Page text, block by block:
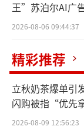
人”式的人
其中包括当
就在不
更新了“世
不接的处境
义的“遮羞
王”苏泊尔AI广
2026-08-06 09:44:37
精彩推荐
立秋奶茶爆单
闪购被指“优先
贵的拿”
2026-08-09 12:56:23